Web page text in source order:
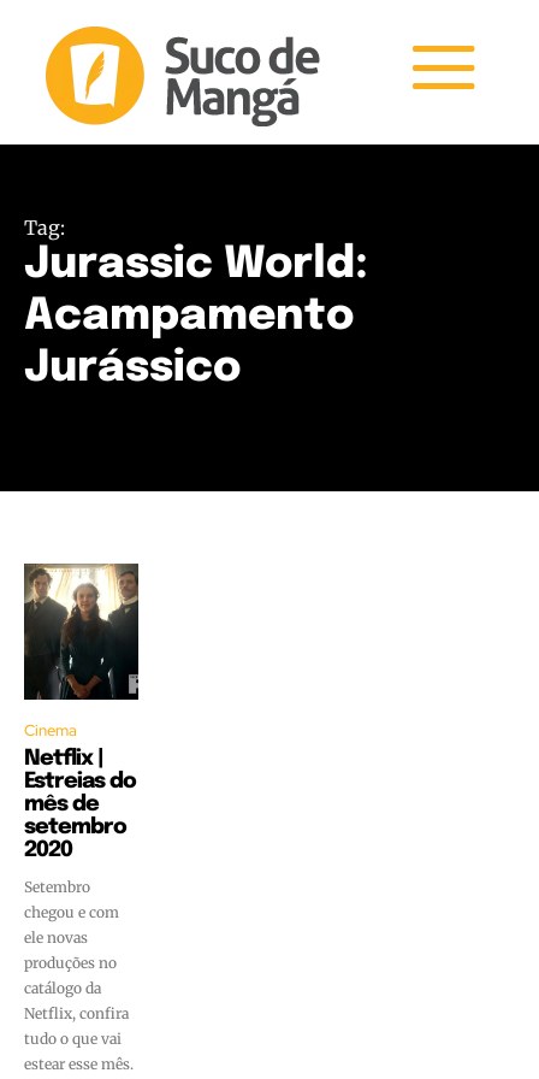
Tag:
Jurassic World:
Acampamento
Jurássico
Cinema
Netflix |
Estreias do
mês de
setembro
2020
Setembro
chegou e com
ele novas
produções no
catálogo da
Netflix, confira
tudo o que vai
estear esse mês.